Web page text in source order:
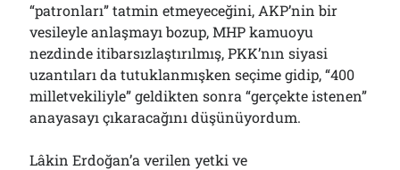
“patronları” tatmin etmeyeceğini, AKP’nin bir
vesileyle anlaşmayı bozup, MHP kamuoyu
nezdinde itibarsızlaştırılmış, PKK’nın siyasi
uzantıları da tutuklanmışken seçime gidip, “400
milletvekiliyle” geldikten sonra “gerçekte istenen”
anayasayı çıkaracağını düşünüyordum.
Lâkin Erdoğan’a verilen yetki ve